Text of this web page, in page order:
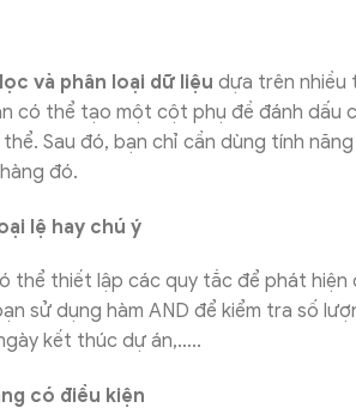
lọc và phân loại dữ liệu dựa trên nhiều
có thể tạo một cột phụ đề đánh dấu
Sau đó, bạn chỉ cần dùng tính
đó.
lệ hay chú ý
thể thiết lập các quy tắc để phát hiện
sử dụng hàm AND để kiểm tra số
kết thúc dự án,…..
có điều kiện